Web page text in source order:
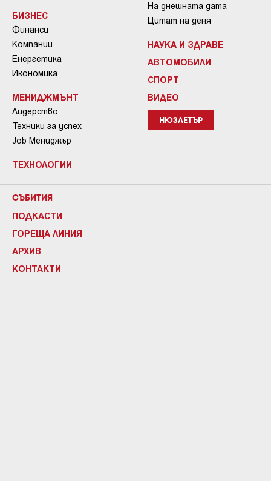
БИЗНЕС
Финанси
Компании
Енергетика
Икономика
МЕНИДЖМЪНТ
Лидерство
Техники за успех
Job Мениджър
ТЕХНОЛОГИИ
На днешната дата
Цитат на деня
НАУКА И ЗДРАВЕ
АВТОМОБИЛИ
СПОРТ
ВИДЕО
НЮЗЛЕТЪР
СЪБИТИЯ
ПОДКАСТИ
ГОРЕЩА ЛИНИЯ
АРХИВ
КОНТАКТИ